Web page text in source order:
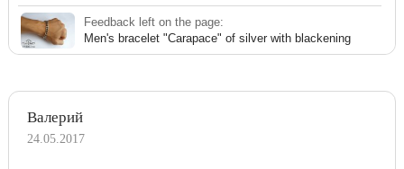
Feedback left on the page:
Men's bracelet "Carapace" of silver with blackening
Валерий
24.05.2017